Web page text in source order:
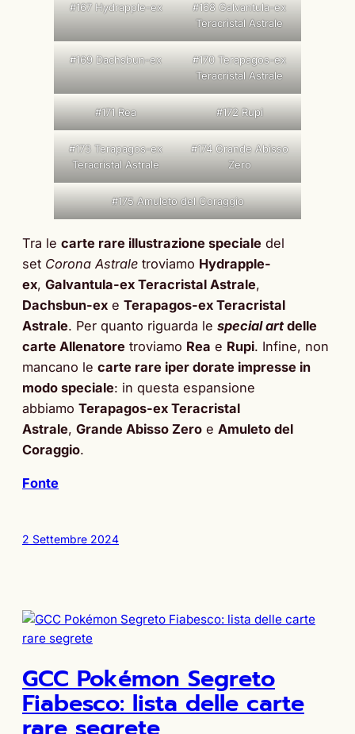
#167 Hydrapple-ex
#168 Galvantula-ex
Teracristal Astrale
#169 Dachsbun-ex
#170 Terapagos-ex
Teracristal Astrale
#171 Rea #172 Rupi
#173 Terapagos-ex
Teracristal Astrale
#174 Grande Abisso
Zero
#175 Amuleto del Coraggio
Tra le carte rare illustrazione speciale del
set Corona Astrale troviamo Hydrapple-
ex, Galvantula-ex Teracristal Astrale,
Dachsbun-ex e Terapagos-ex Teracristal
Astrale. Per quanto riguarda le special artdelle
carte Allenatore troviamo Rea e Rupi. Infine, non
mancano le carte rare iper dorate impresse in
modo speciale: in questa espansione
abbiamo Terapagos-ex Teracristal
Astrale, Grande Abisso Zero e Amuleto del
Coraggio.
Fonte
2 Settembre 2024
GCC Pokémon Segreto
Fiabesco: lista delle carte